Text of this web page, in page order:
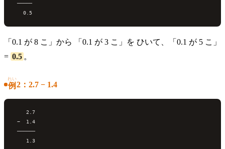
─────
「0.1 が 8 こ」から 「0.1 が 3 こ」を ひいて、「0.1 が 5 こ」
= 0.5 。
例
れい
2：2.7 − 1.4
    2.7
−  1.4
──────